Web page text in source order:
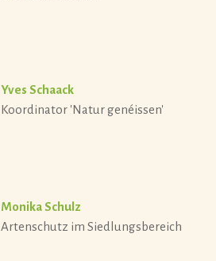
Yves Schaack
Koordinator 'Natur genéissen'
Monika Schulz
Artenschutz im Siedlungsbereich